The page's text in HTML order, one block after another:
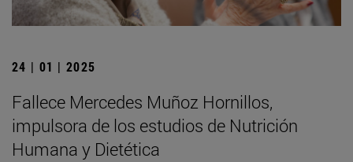
24 | 01 | 2025
Fallece Mercedes Muñoz Hornillos,
impulsora de los estudios de Nutrición
Humana y Dietética